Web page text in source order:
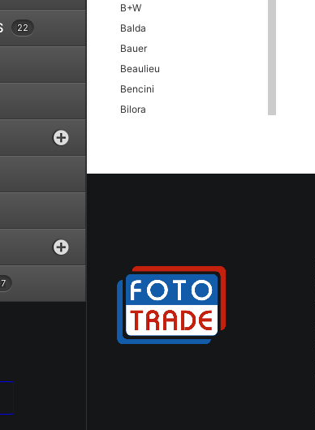
22
B+W
Balda
Bauer
Beaulieu
Bencini
Bilora
Cosina
Cullmann
Danubia
Dörr